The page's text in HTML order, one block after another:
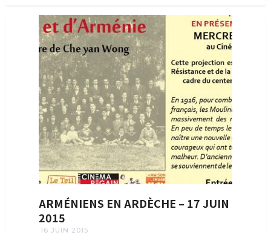
ARMÉNIENS EN ARDÈCHE – 17 JUIN
2015
16 JUIN 2015